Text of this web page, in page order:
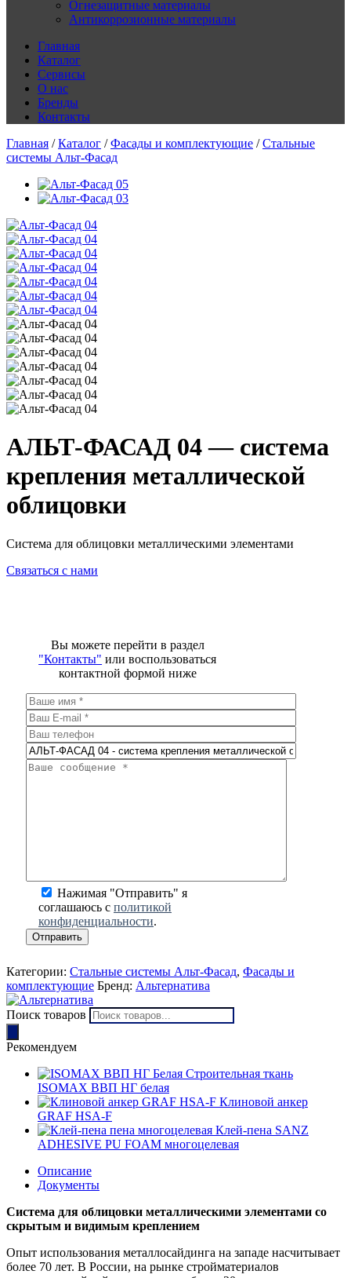
Огнезащитные материалы
Антикоррозионные материалы
Главная
Каталог
Сервисы
О нас
Бренды
Контакты
Главная / Каталог / Фасады и комплектующие / Стальные
системы Альт-Фасад
АЛЬТ-ФАСАД 04 — система
крепления металлической
облицовки
Cистема для облицовки металлическими элементами
Cвязаться с нами
Вы можете перейти в раздел
"Контакты" или воспользоваться
контактной формой ниже
Нажимая "Отправить" я
соглашаюсь с политикой
конфиденциальности.
Категории: Стальные системы Альт-Фасад, Фасады и
комплектующие Бренд: Альтернатива
Поиск товаров
Рекомендуем
Строительная ткань
ISOMAX ВВП НГ белая
Клиновой анкер
GRAF HSA-F
Клей-пена SANZ
ADHESIVE PU FOAM многоцелевая
Описание
Документы
Система для облицовки металлическими элементами со
скрытым и видимым креплением
Опыт использования металлосайдинга на западе насчитывает
более 70 лет. В России, на рынке стройматериалов